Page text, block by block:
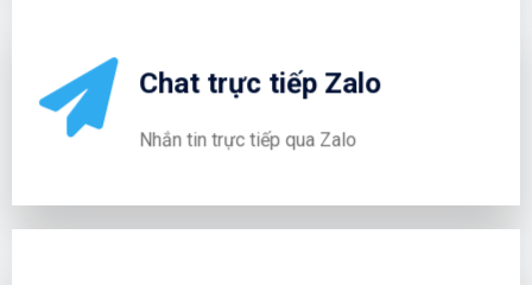
Chat trực tiếp Zalo
Nhắn tin trực tiếp qua Zalo